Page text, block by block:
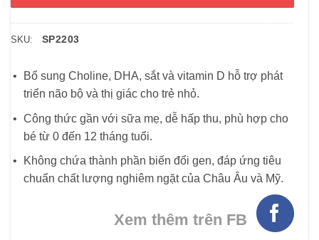
SKU: SP2203
Bổ sung Choline, DHA, sắt và vitamin D hỗ trợ phát
triển não bộ và thị giác cho trẻ nhỏ.
Công thức gần với sữa mẹ, dễ hấp thu, phù hợp cho
bé từ 0 đến 12 tháng tuổi.
Không chứa thành phần biến đổi gen, đáp ứng tiêu
chuẩn chất lượng nghiêm ngặt của Châu Âu và Mỹ.
Xem thêm trên FB